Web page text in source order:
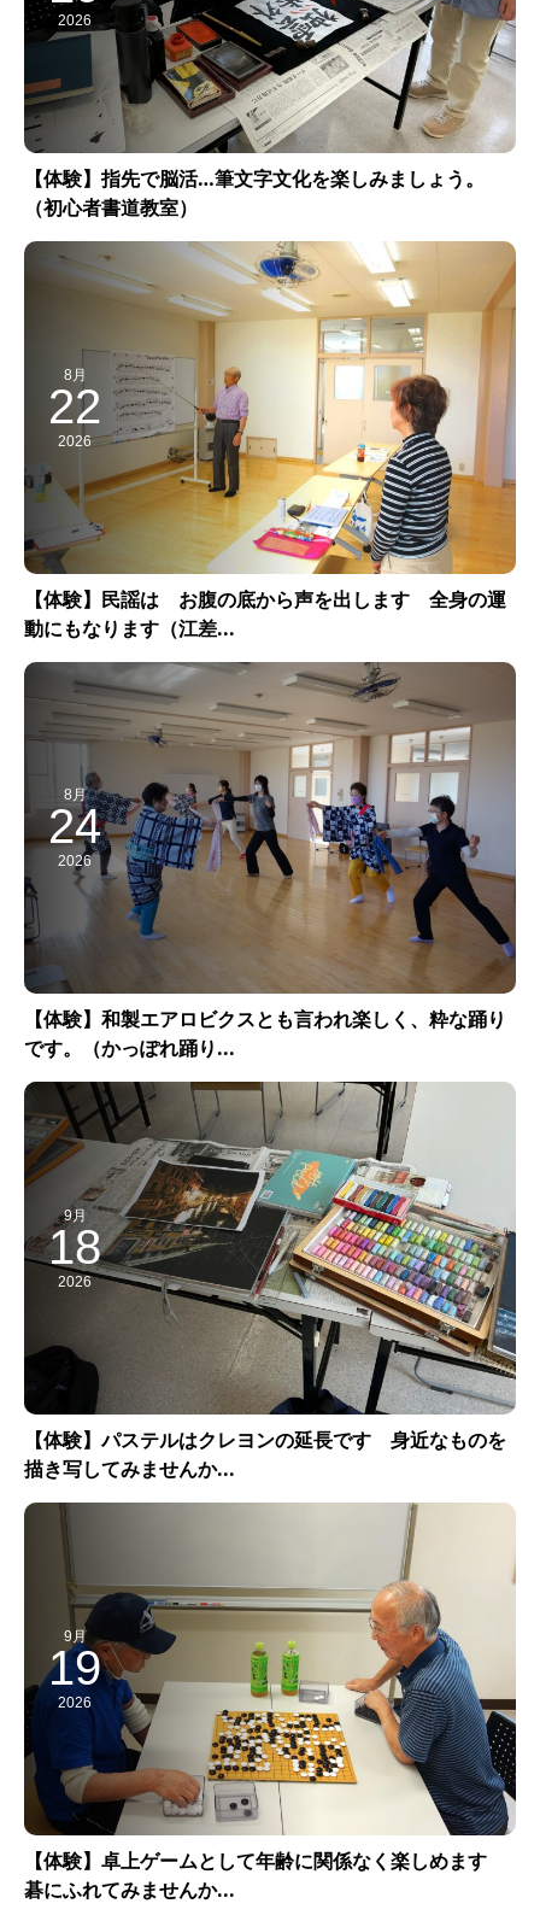
2026
【体験】指先で脳活…筆文字文化を楽しみましょう。
（初心者書道教室）
8月
22
2026
【体験】民謡は お腹の底から声を出します 全身の運
動にもなります（江差...
8月
24
2026
【体験】和製エアロビクスとも言われ楽しく、粋な踊り
です。（かっぽれ踊り...
9月
18
2026
【体験】パステルはクレヨンの延長です 身近なものを
描き写してみませんか...
9月
19
2026
【体験】卓上ゲームとして年齢に関係なく楽しめます
碁にふれてみませんか...